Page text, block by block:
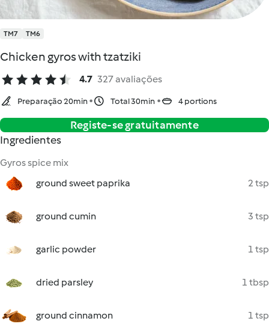
TM7 TM6
Chicken gyros with tzatziki
4.7 327 avaliações
Preparação 20min Total 30min 4 portions
Registe-se gratuitamente
Ingredientes
Gyros spice mix
ground sweet paprika
2 tsp
ground cumin 3 tsp
garlic powder 1 tsp
dried parsley 1 tbsp
ground cinnamon 1 tsp